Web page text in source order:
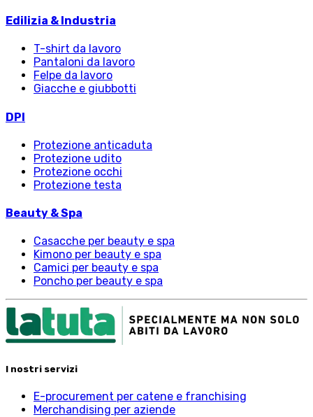
Edilizia & Industria
T-shirt da lavoro
Pantaloni da lavoro
Felpe da lavoro
Giacche e giubbotti
DPI
Protezione anticaduta
Protezione udito
Protezione occhi
Protezione testa
Beauty & Spa
Casacche per beauty e spa
Kimono per beauty e spa
Camici per beauty e spa
Poncho per beauty e spa
I nostri servizi
E-procurement per catene e franchising
Merchandising per aziende